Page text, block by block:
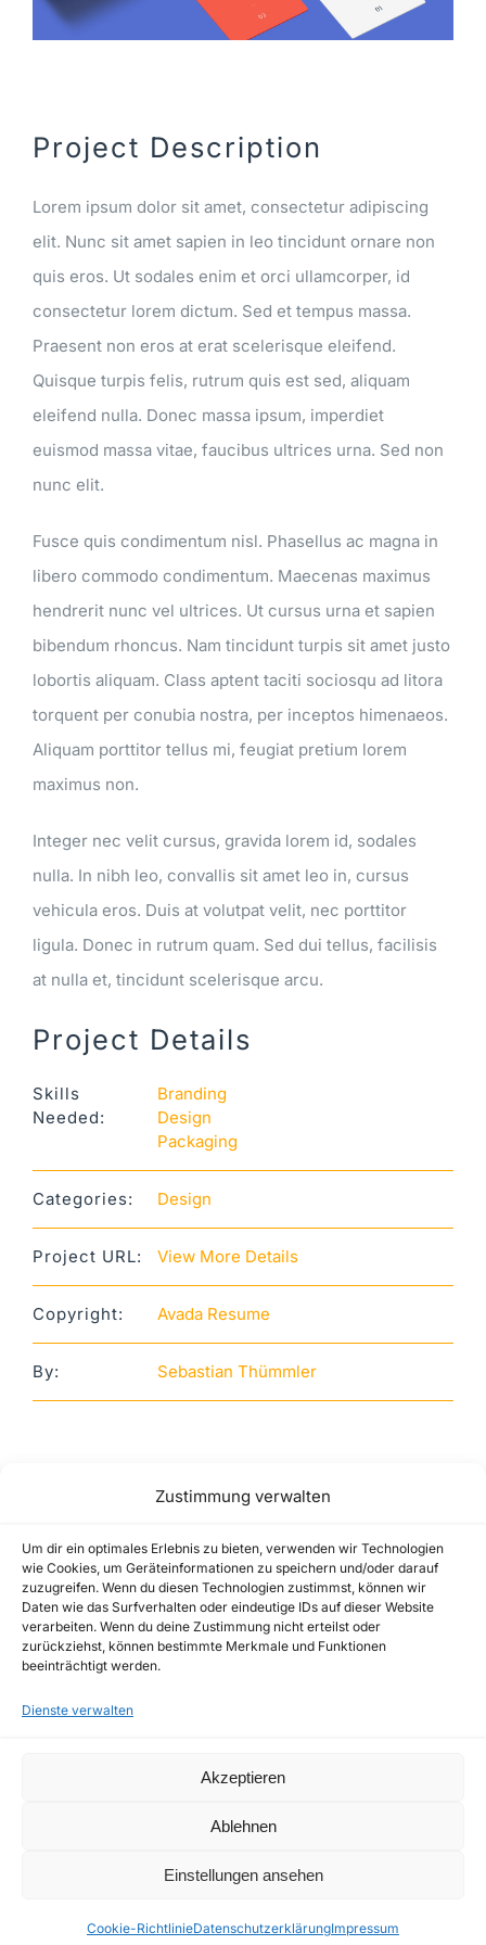
Zustimmung verwalten
Um dir ein optimales Erlebnis zu bieten, verwenden wir Technologien
wie Cookies, um Geräteinformationen zu speichern und/oder darauf
zuzugreifen. Wenn du diesen Technologien zustimmst, können wir
Daten wie das Surfverhalten oder eindeutige IDs auf dieser Website
verarbeiten. Wenn du deine Zustimmung nicht erteilst oder
zurückziehst, können bestimmte Merkmale und Funktionen
beeinträchtigt werden.
Dienste verwalten
Akzeptieren
Ablehnen
Einstellungen ansehen
Cookie-RichtlinieDatenschutzerklärungImpressum
Project Description
Lorem ipsum dolor sit amet, consectetur adipiscing
elit. Nunc sit amet sapien in leo tincidunt ornare non
quis eros. Ut sodales enim et orci ullamcorper, id
consectetur lorem dictum. Sed et tempus massa.
Praesent non eros at erat scelerisque eleifend.
Quisque turpis felis, rutrum quis est sed, aliquam
eleifend nulla. Donec massa ipsum, imperdiet
euismod massa vitae, faucibus ultrices urna. Sed non
nunc elit.
Fusce quis condimentum nisl. Phasellus ac magna in
libero commodo condimentum. Maecenas maximus
hendrerit nunc vel ultrices. Ut cursus urna et sapien
bibendum rhoncus. Nam tincidunt turpis sit amet justo
lobortis aliquam. Class aptent taciti sociosqu ad litora
torquent per conubia nostra, per inceptos himenaeos.
Aliquam porttitor tellus mi, feugiat pretium lorem
maximus non.
Integer nec velit cursus, gravida lorem id, sodales
nulla. In nibh leo, convallis sit amet leo in, cursus
vehicula eros. Duis at volutpat velit, nec porttitor
ligula. Donec in rutrum quam. Sed dui tellus, facilisis
at nulla et, tincidunt scelerisque arcu.
Project Details
Skills
Needed:
Branding
Design
Packaging
Categories: Design
Project URL: View More Details
Copyright: Avada Resume
By: Sebastian Thümmler
Toggle